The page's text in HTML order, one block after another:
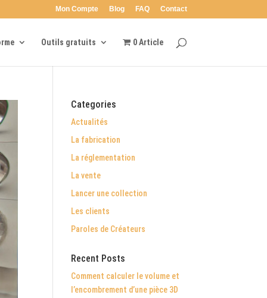
Mon Compte Blog FAQ Contact
Outils gratuits 0 Article
Categories
Actualités
La fabrication
La réglementation
La vente
Lancer une collection
Les clients
Paroles de Créateurs
Recent Posts
Comment calculer le volume et
l’encombrement d’une pièce 3D